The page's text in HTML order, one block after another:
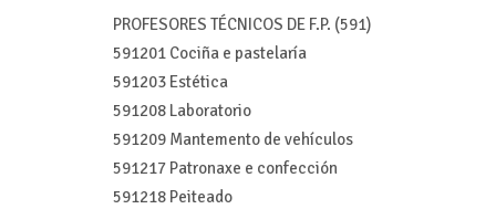
PROFESORES TÉCNICOS DE F.P. (591)
591201 Cociña e pastelaría
591203 Estética
591208 Laboratorio
591209 Mantemento de vehículos
591217 Patronaxe e confección
591218 Peiteado